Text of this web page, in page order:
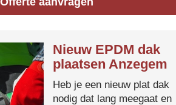
Nieuw EPDM dak
plaatsen Anzegem
Heb je een nieuw plat dak
nodig dat lang meegaat en